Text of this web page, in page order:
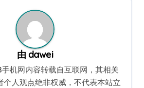
由 dawei
手机网内容转载自互联网，其相关
个人观点绝非权威，不代表本站立